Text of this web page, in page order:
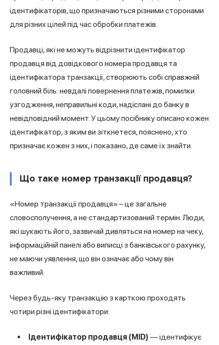
ідентифікаторів, що призначаються різними сторонами
для різних цілей під час обробки платежів.
Продавці, які не можуть відрізнити ідентифікатор
продавця від довідкового номера продавця та
ідентифікатора транзакції, створюють собі справжній
головний біль: невдалі повернення платежів, помилки
узгодження, неправильні коди, надіслані до банку в
невідповідний момент. У цьому посібнику описано кожен
ідентифікатор, з яким ви зіткнетеся, пояснено, хто
призначає кожен з них, і показано, де саме їх знайти.
Що таке номер транзакції продавця?
«Номер транзакції продавця» – це загальне
словосполучення, а не стандартизований термін. Люди,
які шукають його, зазвичай дивляться на номер на чеку,
інформаційній панелі або виписці з банківського рахунку,
не маючи уявлення, що він означає або чому він
важливий.
Через будь-яку транзакцію з карткою проходять
чотири різні ідентифікатори:
Ідентифікатор продавця (MID) — ідентифікує